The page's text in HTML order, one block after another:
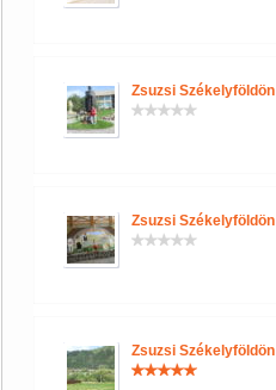
Zsuzsi Székelyföldön
Zsuzsi Székelyföldön
Zsuzsi Székelyföldön